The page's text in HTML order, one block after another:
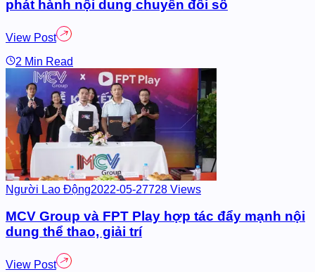
số
đẩy mạnh nội